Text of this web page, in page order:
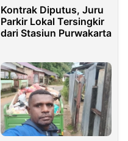
Kontrak Diputus, Juru
Parkir Lokal Tersingkir
dari Stasiun Purwakarta